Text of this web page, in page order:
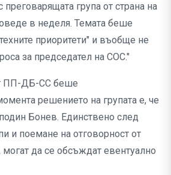
група от страна на
в неделя. Темата беше
приоритети" и въобще не
за председател на СОС."
ПП-ДБ-СС беше
решението на групата е, че
Бонев. Единствено след
и поемане на отговорност от
могат да се обсъждат евентуално